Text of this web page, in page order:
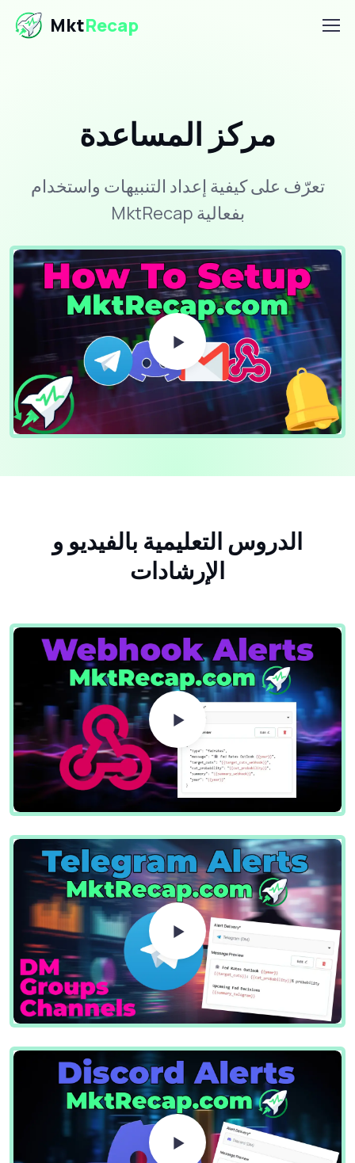
MktRecap
مركز المساعدة
تعرّف على كيفية إعداد التنبيهات واستخدام
MktRecap بفعالية
الدروس التعليمية بالفيديو و
الإرشادات